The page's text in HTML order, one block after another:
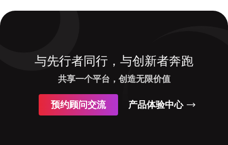
与先行者同行，与创新者奔跑
共享一个平台，创造无限价值
预约顾问交流 产品体验中心